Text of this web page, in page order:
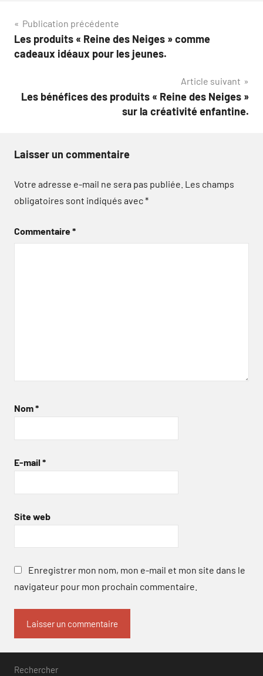
Navigation
de
Publication précédente
Les produits « Reine des Neiges » comme
cadeaux idéaux pour les jeunes.
Article suivant
Les bénéfices des produits « Reine des Neiges »
sur la créativité enfantine.
Laisser un commentaire
Votre adresse e-mail ne sera pas publiée. Les champs
obligatoires sont indiqués avec*
Commentaire*
Nom*
E-mail *
Site web
Enregistrer mon nom, mon e-mail et mon site dans le
navigateur pour mon prochain commentaire.
Rechercher